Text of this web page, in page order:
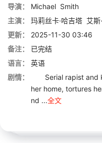
导演： Michael Smith
主演：
玛莉丝卡·哈吉塔 艾
更新：
2025-11-30 03:46
备注：
已完结
语言：
英语
剧情：
Serial rapist and
her home, tortures
nd ...全文